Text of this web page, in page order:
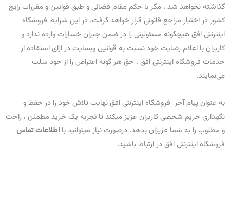
گذاشته نخواهد شد ، مگر با حکم مقام قضائی و طبق قوانین و مقررات رایج
کشور در اختیار مراجع قانونی قرار خواهد گرفت. در این شرایط فروشگاه
اینترنتی افق هیچگونه مسئولیتی را در ضمن جبران خسارات وارده ندارد و
کاربران با اعلام رضایت خود نسبت به قوانین وبسایت در ازای استفاده از
خدمات فروشگاه اینترنتی افق ، حق هر گونه اعتراض را از خود سلب
می‌نمایند.
به عنوان پیام آخر فروشگاه اینترنتی افق نهایت تلاش خود را در حفظ و
نگهداری حریم شخصی کاربران عزیز میکند تا تجربه یک خرید مطمئن ، راحت
و مطلوب را به شما عزیزان بدهد. درصورت نیاز میتوانید با اطلاعات تماس
فروشگاه اینترنتی افق در ارتباط باشید.